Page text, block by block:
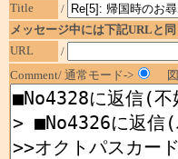
Title
/
メッセージ中には下記URLと
URL
/
Comment/ 通常モード->
図